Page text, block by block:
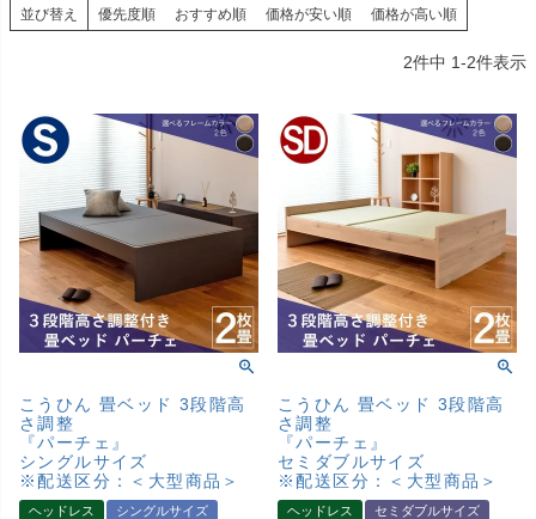
並び替え 優先度順 おすすめ順 価格が安い順 価格が高い順
2件中 1-2件表示
こうひん 畳ベッド 3段階高
さ調整
『パーチェ』
シングルサイズ
※配送区分：＜大型商品＞
ヘッドレス
シングルサイズ
こうひん 畳ベッド 3段階高
さ調整
『パーチェ』
セミダブルサイズ
※配送区分：＜大型商品＞
ヘッドレス
セミダブルサイズ